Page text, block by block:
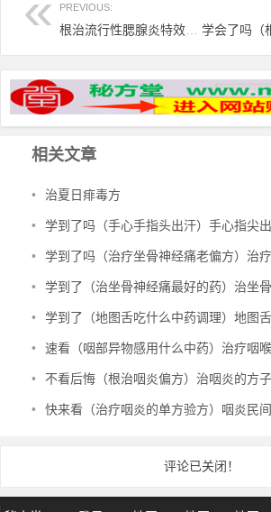
PREVIOUS:
相关文章
• 治夏日痱毒方
• 学到了吗（手心手指头出汗）手心指尖出汗，治夏天手心出汗、
• 学到了吗（治疗坐骨神经痛老偏方）治疗坐骨神经痛民间偏方
• 学到了（治坐骨神经痛最好的药）治坐骨神经痛最好的中成药有哪些
• 学到了（地图舌吃什么中药调理）地图舌喝中药能治好
• 速看（咽部异物感用什么中药）治疗咽喉有异物感最有效的中成药
• 不看后悔（根治咽炎偏方）治咽炎的方
• 快来看（治疗咽炎的单方验方）咽炎民间偏方奇效方，
评论已关闭！